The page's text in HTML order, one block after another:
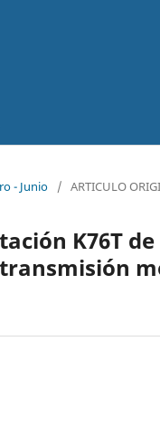
- Junio / ARTICULO
K76T de